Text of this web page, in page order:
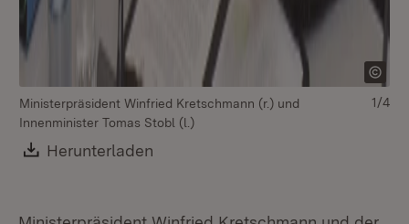
Ministerpräsident Winfried Kretschmann (r.) und
Innenminister Tomas Stobl (l.)
Download:
Herunterladen
1/4